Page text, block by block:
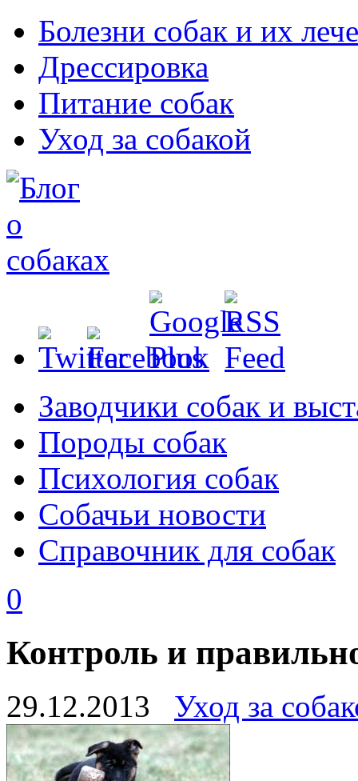
Болезни собак и их
Дрессировка
Питание собак
Уход за собакой
Заводчики собак и
Породы собак
Психология собак
Собачьи новости
Справочник для собак
0
Контроль и
29.12.2013 Уход за